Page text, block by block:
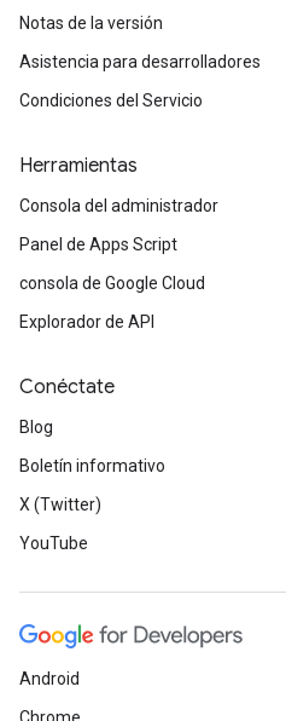
Notas de la versión
Asistencia para desarrolladores
Condiciones del Servicio
Herramientas
Consola del administrador
Panel de Apps Script
consola de Google Cloud
Explorador de API
Conéctate
Blog
Boletín informativo
X (Twitter)
YouTube
Android